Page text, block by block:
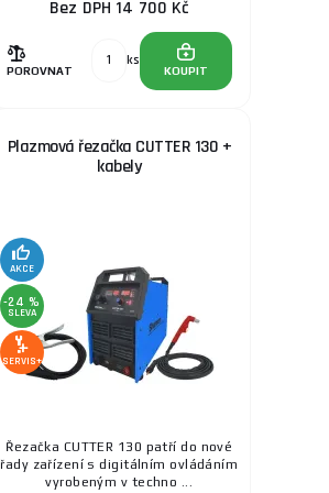
119 Kč
SKLADEM a na prodejně Rožnov
19 Kč
19 Kč
SKLADEM a na prodejně Rožnov
ks KOUPIT
ks KOUPIT
Bez DPH 14 700 Kč
POROVNAT
ks
KOUPIT
Plazmová řezačka CUTTER 130 +
kabely
AKCE
-24 %
SLEVA
SERVIS+
Řezačka CUTTER 130 patří do nové
řady zařízení s digitálním ovládáním
vyrobeným v techno ...